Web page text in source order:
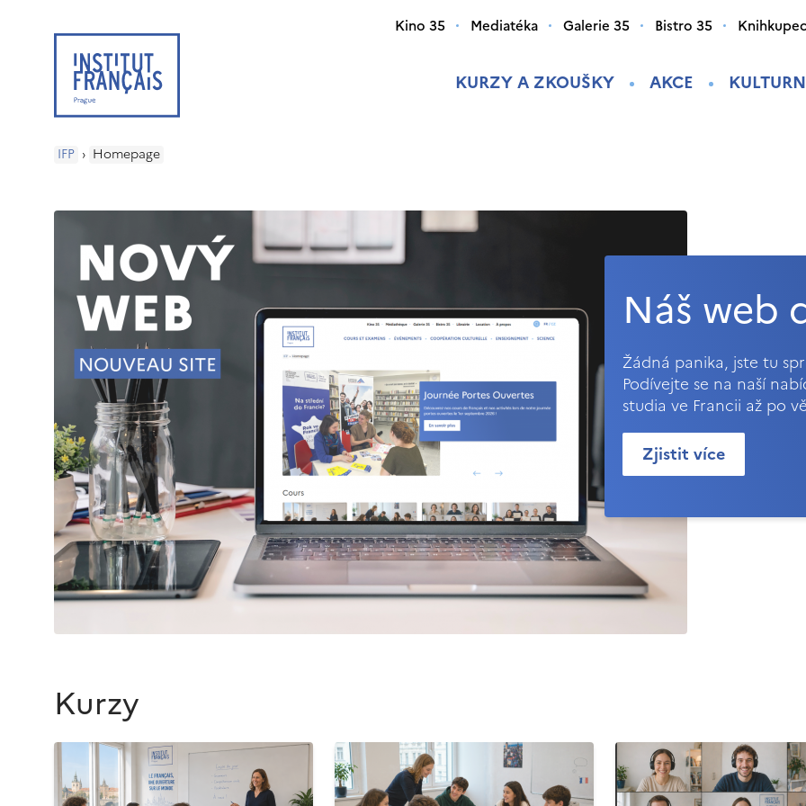
KURZY A ZKOUŠKY AKCE
Kino 35 Mediatéka Galerie 35 Bistro 35
IFP › Homepage
Náš web
Žádná panika, jste tu
Podívejte se na naší
studia ve Francii až po
Zjistit více
Kurzy